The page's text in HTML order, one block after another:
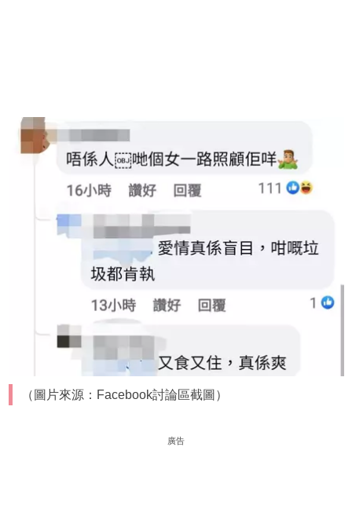
（圖片來源：Facebook討論區截圖）
廣告